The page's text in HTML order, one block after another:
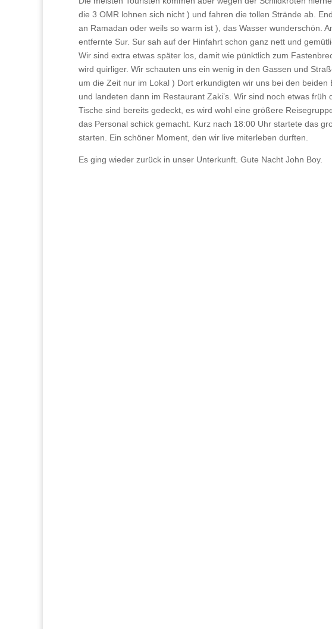
die 3 OMR lohnen sich nicht ) und fahren die tollen Strände ab.
an Ramadan oder weils so warm ist ), das Wasser wunderschön.
entfernte Sur. Sur sah auf der Hinfahrt schon ganz nett und
Wir sind extra etwas später los, damit wie pünktlich zum
wird quirliger. Wir schauten uns ein wenig in den Gassen und
um die Zeit nur im Lokal ) Dort erkundigten wir uns bei den
und landeten dann im Restaurant Zaki’s. Wir sind noch etwas
Tische sind bereits gedeckt, es wird wohl eine größere
das Personal schick gemacht. Kurz nach 18:00 Uhr startete das
starten. Ein schöner Moment, den wir live miterleben durften.
Es ging wieder zurück in unser Unterkunft. Gute Nacht John Boy.